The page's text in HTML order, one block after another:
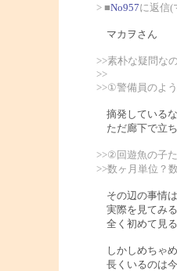
> ■No957に返信(
マカヲさん
>>素朴な疑問な
>>
>>①警備員のよ
摘発しているな
ただ廊下で立ち
>>②回遊魚の子
>>数ヶ月単位？
その辺の事情
実際を見てみる
全く初めて見る
しかしめちゃめ
長くいるのは今